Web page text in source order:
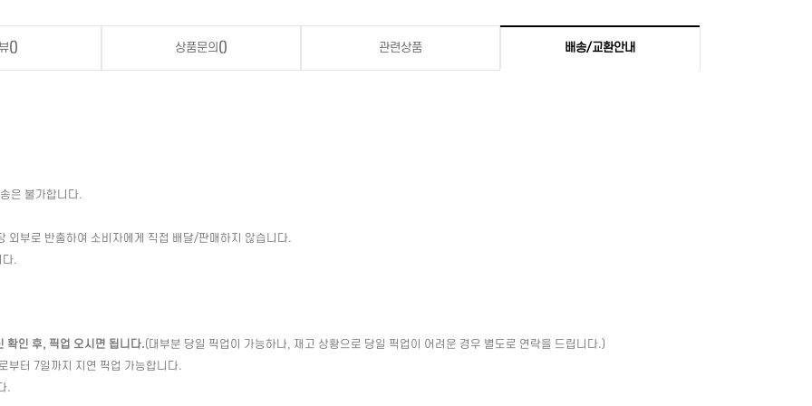
() 상품문의 () 관련상품 배송/교환안내
은 불가합니다.
외부로 반출하여 소비자에게 직접 배달/판매하지 않습니다.
다.
확인 후, 픽업 오시면 됩니다.(대부분 당일 픽업이 가능하나, 재고 상황으로 당일 픽업이 어려운 경우 별도로 연락을 드립니다.)
부터 7일까지 지연 픽업 가능합니다.
.